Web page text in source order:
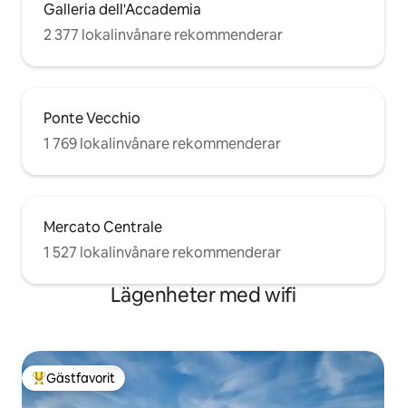
Galleria dell'Accademia
2 377 lokalinvånare rekommenderar
Ponte Vecchio
1 769 lokalinvånare rekommenderar
Mercato Centrale
1 527 lokalinvånare rekommenderar
Lägenheter med wifi
Populär gästfavorit
Gästfavorit